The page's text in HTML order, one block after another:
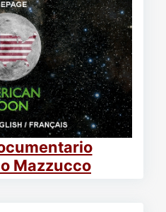
Mazzucco